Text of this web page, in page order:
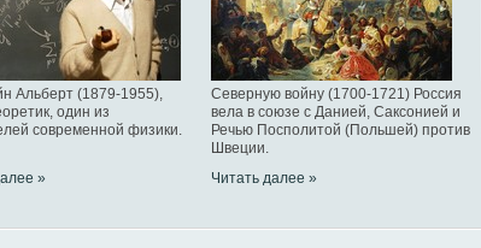
Альберт (1879-1955),
один из
современной физики.
»
Северную войну (1700-1721) Россия
вела в союзе с Данией, Саксонией и
Речью Посполитой (Польшей) против
Швеции.
Читать далее »